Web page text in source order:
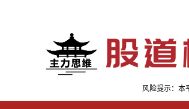
风险提示：本